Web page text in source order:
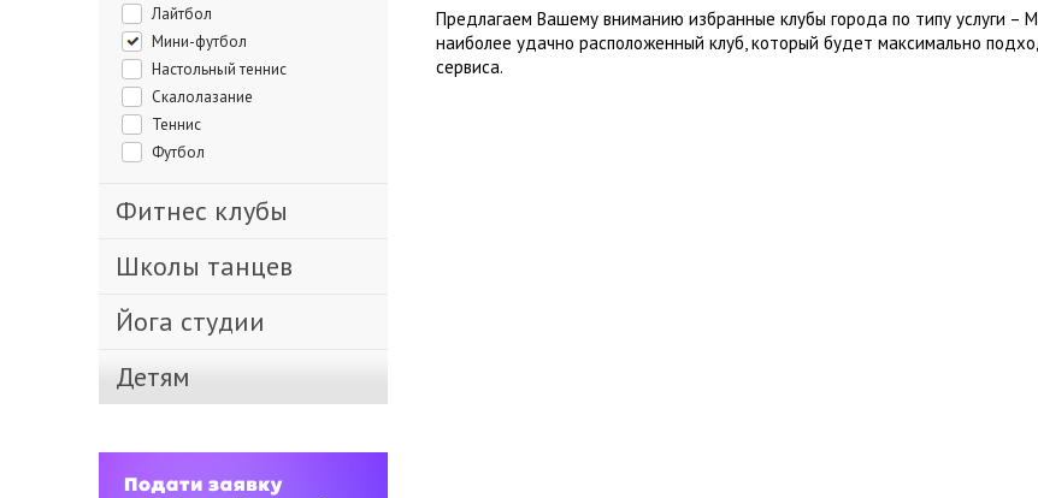
Предлагаем Вашему вниманию избранные клубы города по типу услуги
наиболее удачно расположенный клуб, который будет максимально
сервиса.
Лайтбол
Мини-футбол
Настольный теннис
Скалолазание
Теннис
Футбол
Фитнес клубы
Школы танцев
Йога студии
Детям